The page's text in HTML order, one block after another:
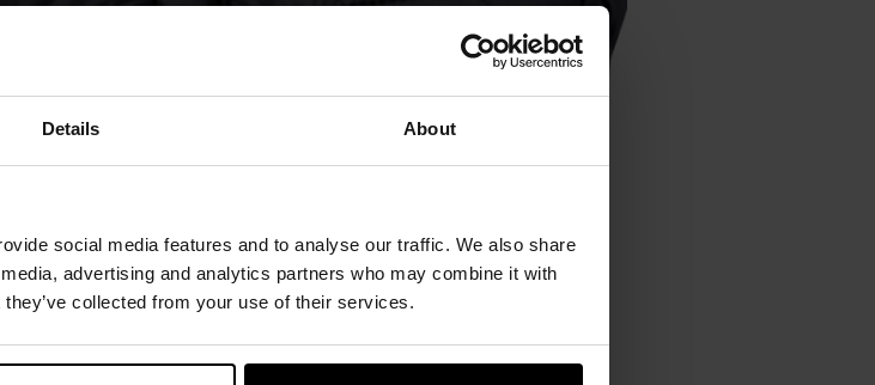
Details About
social media features and to analyse our traffic. We also share
advertising and analytics partners who may combine it with
collected from your use of their services.